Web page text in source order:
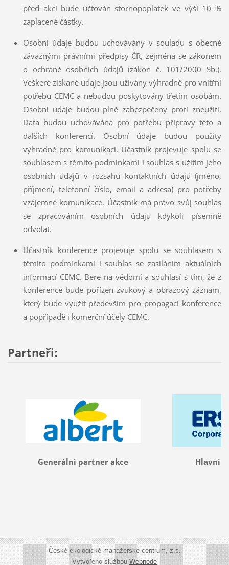
před akcí bude účtován stornopoplatek ve výši 10 %
zaplacené částky.
Osobní údaje budou uchovávány v souladu s obecně
závaznými právními předpisy ČR, zejména se zákonem
o ochraně osobních údajů (zákon č. 101/2000 Sb.).
Veškeré získané údaje jsou užívány výhradně pro vnitřní
potřebu CEMC a nebudou poskytovány třetím osobám.
Osobní údaje budou plně zabezpečeny proti zneužití.
Data budou uchovávána pro potřebu přípravy této a
dalších konferencí. Osobní údaje budou použity
výhradně pro komunikaci. Účastník projevuje spolu se
souhlasem s těmito podmínkami i souhlas s užitím jeho
osobních údajů v rozsahu kontaktních údajů (jméno,
příjmení, telefonní číslo, email a adresa) pro potřeby
vzájemné komunikace. Účastník má právo svůj souhlas
se zpracováním osobních údajů kdykoli písemně
odvolat.
Účastník konference projevuje spolu se souhlasem s
těmito podmínkami i souhlas se zasíláním aktuálních
informací CEMC. Bere na vědomí a souhlasí s tím, že z
konference bude pořízen zvukový a obrazový záznam,
který bude využit především pro propagaci konference
a popřípadě i komerční účely CEMC.
Partneři:
Generální partner akce Hlavní
České ekologické manažerské centrum, z.s.
Vytvořeno službouWebnode